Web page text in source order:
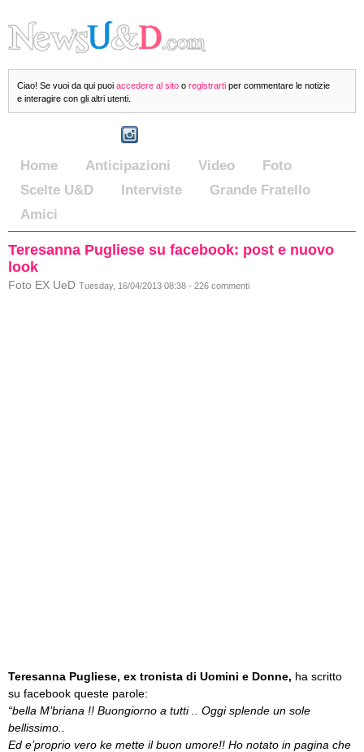
Ciao! Se vuoi da qui puoi accedere al sito o registrarti per commentare le notizie
e interagire con gli altri utenti.
Home Anticipazioni Video
Foto
Scelte U&D
Interviste
Grande Fratello
Amici
Teresanna Pugliese su facebook: post e nuovo
look
Foto EX UeD Tuesday, 16/04/2013 08:38 - 226 commenti
Teresanna Pugliese, ex tronista di Uomini e Donne, ha scritto
su facebook queste parole:
“bella M’briana !! Buongiorno a tutti .. Oggi splende un sole
bellissimo..
Ed e’proprio vero ke mette il buon umore!! Ho notato in pagina che